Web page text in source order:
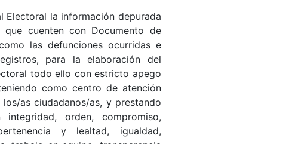
Electoral la información depurada
que cuenten con Documento de
las defunciones ocurridas e
para la elaboración del
todo ello con estricto apego
como centro de atención
los/as ciudadanos/as, y prestando
orden, compromiso,
y lealtad, igualdad,